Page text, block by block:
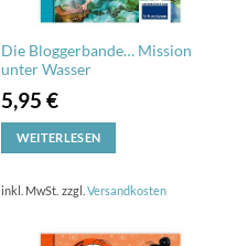
Die Bloggerbande… Mission
unter Wasser
5,95 €
WEITERLESEN
inkl. MwSt. zzgl. Versandkosten